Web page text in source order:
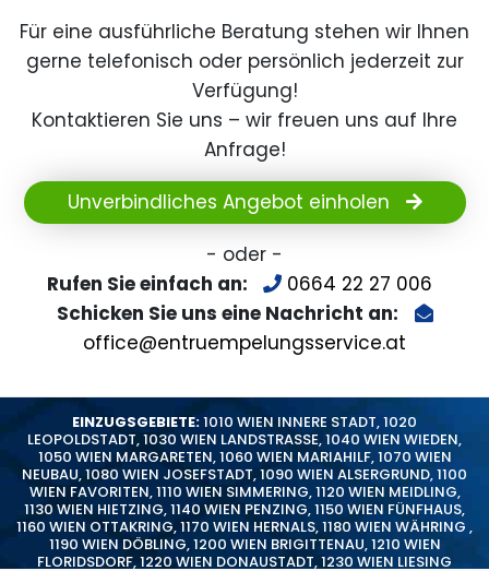
Für eine ausführliche Beratung stehen wir Ihnen
gerne telefonisch oder persönlich jederzeit zur
Verfügung!
Kontaktieren Sie uns – wir freuen uns auf Ihre
Anfrage!
Unverbindliches Angebot einholen
- oder -
Rufen Sie einfach an:
0664 22 27 006
Schicken Sie uns eine Nachricht an:
office@entruempelungsservice.at
EINZUGSGEBIETE:1010 WIEN INNERE STADT,1020
LEOPOLDSTADT,1030 WIEN LANDSTRASSE,1040 WIEN WIEDEN,
1050 WIEN MARGARETEN,1060 WIEN MARIAHILF,1070 WIEN
NEUBAU,1080 WIEN JOSEFSTADT,1090 WIEN ALSERGRUND,1100
WIEN FAVORITEN,1110 WIEN SIMMERING,1120 WIEN MEIDLING,
1130 WIEN HIETZING,1140 WIEN PENZING,1150 WIEN FÜNFHAUS,
1160 WIEN OTTAKRING,1170 WIEN HERNALS,1180 WIEN WÄHRING ,
1190 WIEN DÖBLING,1200 WIEN BRIGITTENAU,1210 WIEN
FLORIDSDORF,1220 WIEN DONAUSTADT,1230 WIEN LIESING